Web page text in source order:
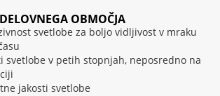
OBMOČJA
svetlobe za boljo vidljivost v mraku
svetlobe v petih stopnjah, neposredno na
jakosti svetlobe